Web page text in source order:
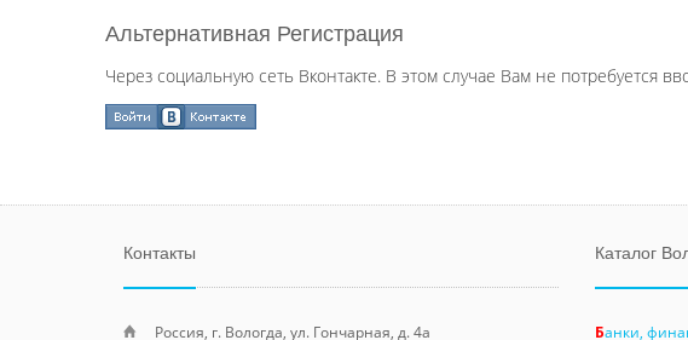
Альтернативная Регистрация
Через социальную сеть Вконтакте. В этом случае Вам не потребуется
Контакты
Россия, г. Вологда, ул. Гончарная, д. 4а
Каталог
Банки,